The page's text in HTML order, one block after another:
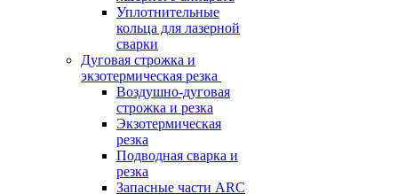
Уплотнительные
кольца для лазерной
сварки
Дуговая строжка и
экзотермическая резка
Воздушно-дуговая
строжка и резка
Экзотермическая
резка
Подводная сварка и
резка
Запасные части ARC